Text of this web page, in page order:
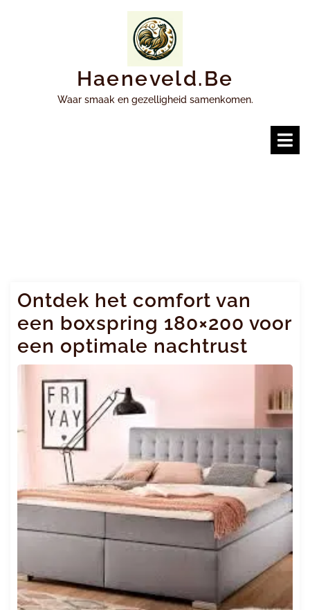
Haeneveld.be
Waar smaak en gezelligheid samenkomen.
Ontdek het comfort van
een boxspring 180×200 voor
een optimale nachtrust